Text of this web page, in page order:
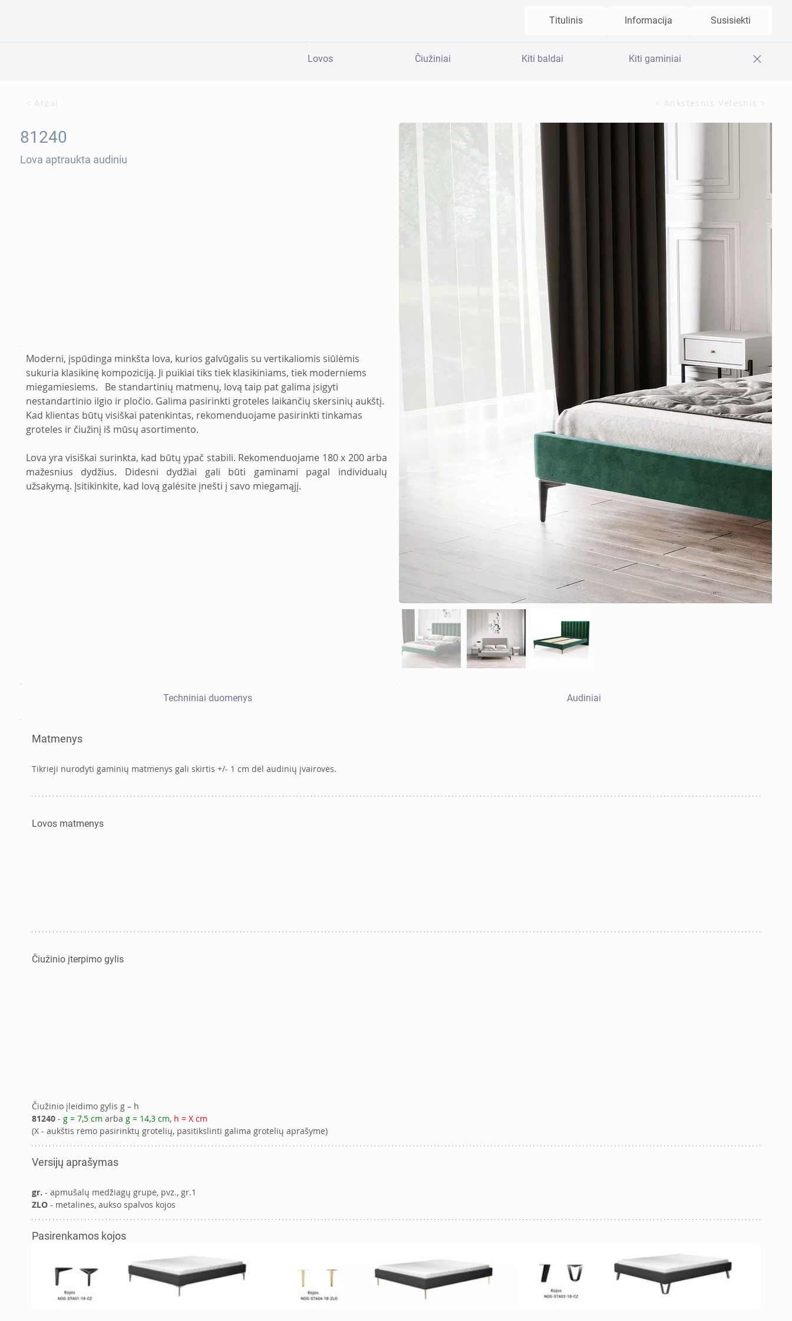
Titulinis Informacija Susisiekti
Lovos Čiužiniai Kiti baldai Kiti gaminiai
< Atgal < Ankstesnis Vėlesnis >
81240
Lova aptraukta audiniu
Moderni, įspūdinga minkšta lova, kurios galvūgalis su vertikaliomis siūlėmis
sukuria klasikinę kompoziciją. Ji puikiai tiks tiek klasikiniams, tiek moderniems
miegamiesiems.   Be standartinių matmenų, lovą taip pat galima įsigyti
nestandartinio ilgio ir pločio. Galima pasirinkti groteles laikančių skersinių aukštį.
Kad klientas būtų visiškai patenkintas, rekomenduojame pasirinkti tinkamas
groteles ir čiužinį iš mūsų asortimento.
Lova yra visiškai surinkta, kad būtų ypač stabili. Rekomenduojame 180 x 200 arba
mažesnius dydžius. Didesni dydžiai gali būti gaminami pagal individualų
užsakymą. Įsitikinkite, kad lovą galėsite įnešti į savo miegamąjį.
Techniniai duomenys Audiniai
Matmenys
Tikrieji nurodyti gaminių matmenys gali skirtis +/- 1 cm dėl audinių įvairovės.
Lovos matmenys
Čiužinio įterpimo gylis
Čiužinio įleidimo gylis g – h
81240 - g = 7,5 cm arba g = 14,3 cm, h = X cm
(X - aukštis rėmo pasirinktų grotelių, pasitikslinti galima grotelių aprašyme)
Versijų aprašymas
gr. - apmušalų medžiagų grupė, pvz., gr.1
ZLO - metalinės, aukso spalvos kojos
Pasirenkamos kojos